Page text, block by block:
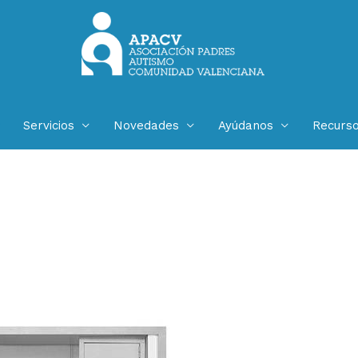
Servicios Novedades Ayúdanos